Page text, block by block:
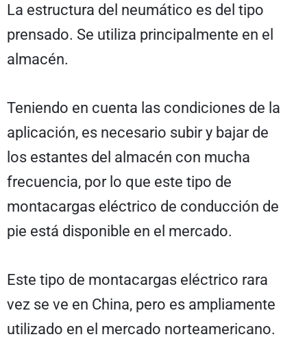
La estructura del neumático es del tipo
prensado. Se utiliza principalmente en el
almacén.
Teniendo en cuenta las condiciones de la
aplicación, es necesario subir y bajar de
los estantes del almacén con mucha
frecuencia, por lo que este tipo de
montacargas eléctrico de conducción de
pie está disponible en el mercado.
Este tipo de montacargas eléctrico rara
vez se ve en China, pero es ampliamente
utilizado en el mercado norteamericano.